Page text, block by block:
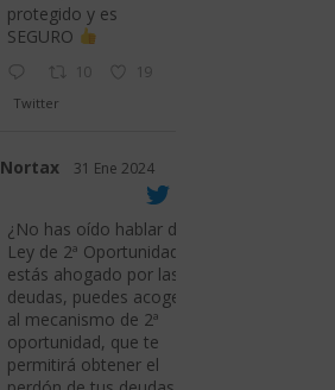
protegido y es
SEGURO
10 19
Twitter
Nortax 31 Ene 2024
¿No has oído hablar de la
Ley de 2ª Oportunidad? Si
estás ahogado por las
deudas, puedes acogerte
al mecanismo de 2ª
oportunidad, que te
permitirá obtener el